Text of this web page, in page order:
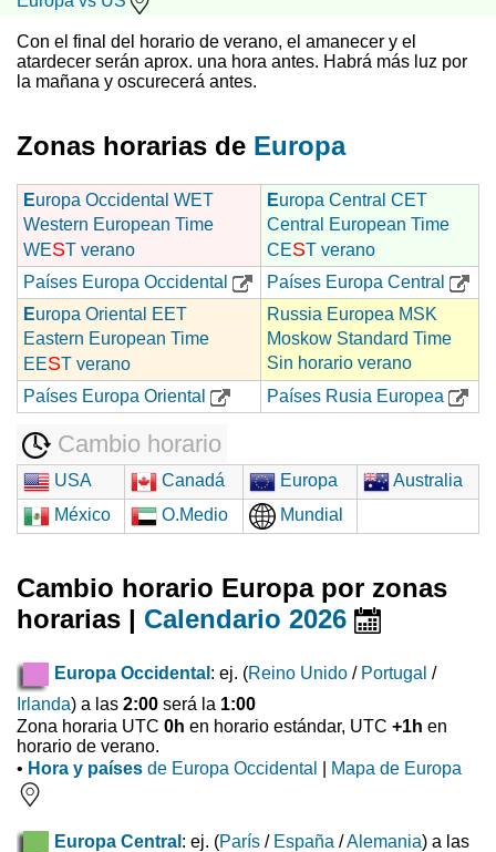
Con el final del horario de verano, el amanecer y el
atardecer serán aprox. una hora antes. Habrá más luz por
la mañana y oscurecerá antes.
Zonas horarias de Europa
Europa Occidental WET
Western European Time
WEST verano
Europa Central CET
Central European Time
CEST verano
Países Europa Occidental
Países Europa Central
Europa Oriental EET
Eastern European Time
EEST verano
Russia Europea MSK
Moskow Standard Time
Sin horario verano
Países Europa Oriental
Países Rusia Europea
Cambio horario
USA Canadá Europa
Australia
México
O.Medio Mundial
Cambio horario Europa por zonas
horarias | Calendario 2026
Europa Occidental : ej. (Reino Unido / Portugal /
Irlanda) a las 2:00 será la 1:00
Zona horaria UTC 0h en horario estándar, UTC +1h en
horario de verano.
• Hora y países de Europa Occidental Mapa de Europa
Europa Central : ej. (París / España /Alemania) a las